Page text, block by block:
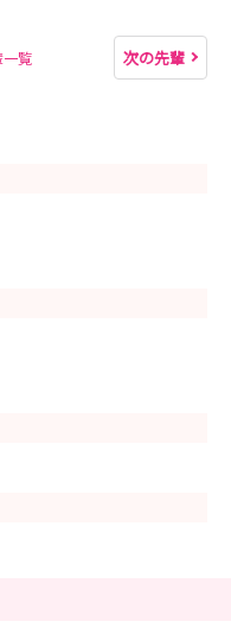
一覧 次の先輩